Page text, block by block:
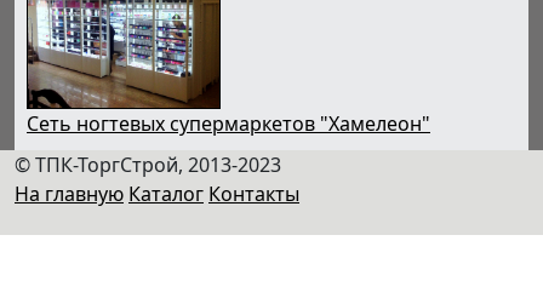
Сеть ногтевых супермаркетов "Хамелеон"
© ТПК-ТоргСтрой, 2013-2023
На главную Каталог Контакты